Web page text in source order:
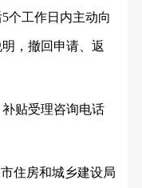
5个工作日内主动向
，撤回申请、返
贴受理咨询电话
住房和城乡建设局